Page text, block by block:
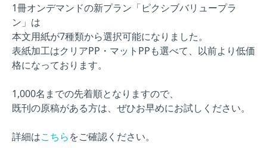
1冊オンデマンドの新プラン「ピクシブバリュープラ
ン」は
本文用紙が7種類から選択可能になりました。
表紙加工はクリアPP・マットPPも選べて、以前より低価
格になっております。
1,000名までの先着順となりますので、
既刊の原稿がある方は、ぜひお早めにお試しください。
詳細はこちらをご確認ください。